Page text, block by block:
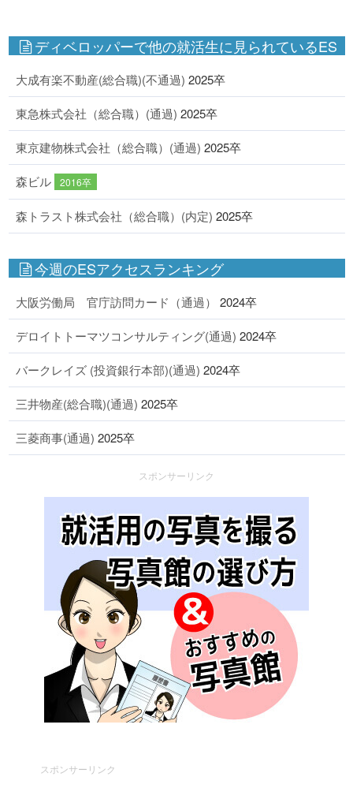
ディベロッパーで他の就活生に見られているES
大成有楽不動産(総合職)(不通過) 2025卒
東急株式会社（総合職）(通過) 2025卒
東京建物株式会社（総合職）(通過) 2025卒
森ビル 2016卒
森トラスト株式会社（総合職）(内定) 2025卒
今週のESアクセスランキング
大阪労働局 官庁訪問カード（通過） 2024卒
デロイトトーマツコンサルティング(通過) 2024卒
バークレイズ (投資銀行本部)(通過) 2024卒
三井物産(総合職)(通過) 2025卒
三菱商事(通過) 2025卒
スポンサーリンク
スポンサーリンク